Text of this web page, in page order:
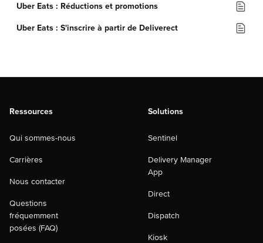
Uber Eats : Réductions et promotions
Uber Eats : S'inscrire à partir de Deliverect
Ressources
Qui sommes-nous
Carrières
Nous contacter
Questions
fréquemment
posées (FAQ)
Solutions
Sentinel
Delivery Manager
App
Direct
Dispatch
Kiosk